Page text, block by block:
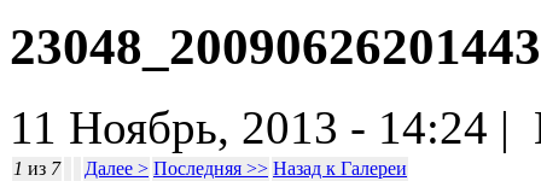
11 Ноябрь, 2013 - 14:24 |
1 из 7 Далее > Последняя >> Назад к Галереи